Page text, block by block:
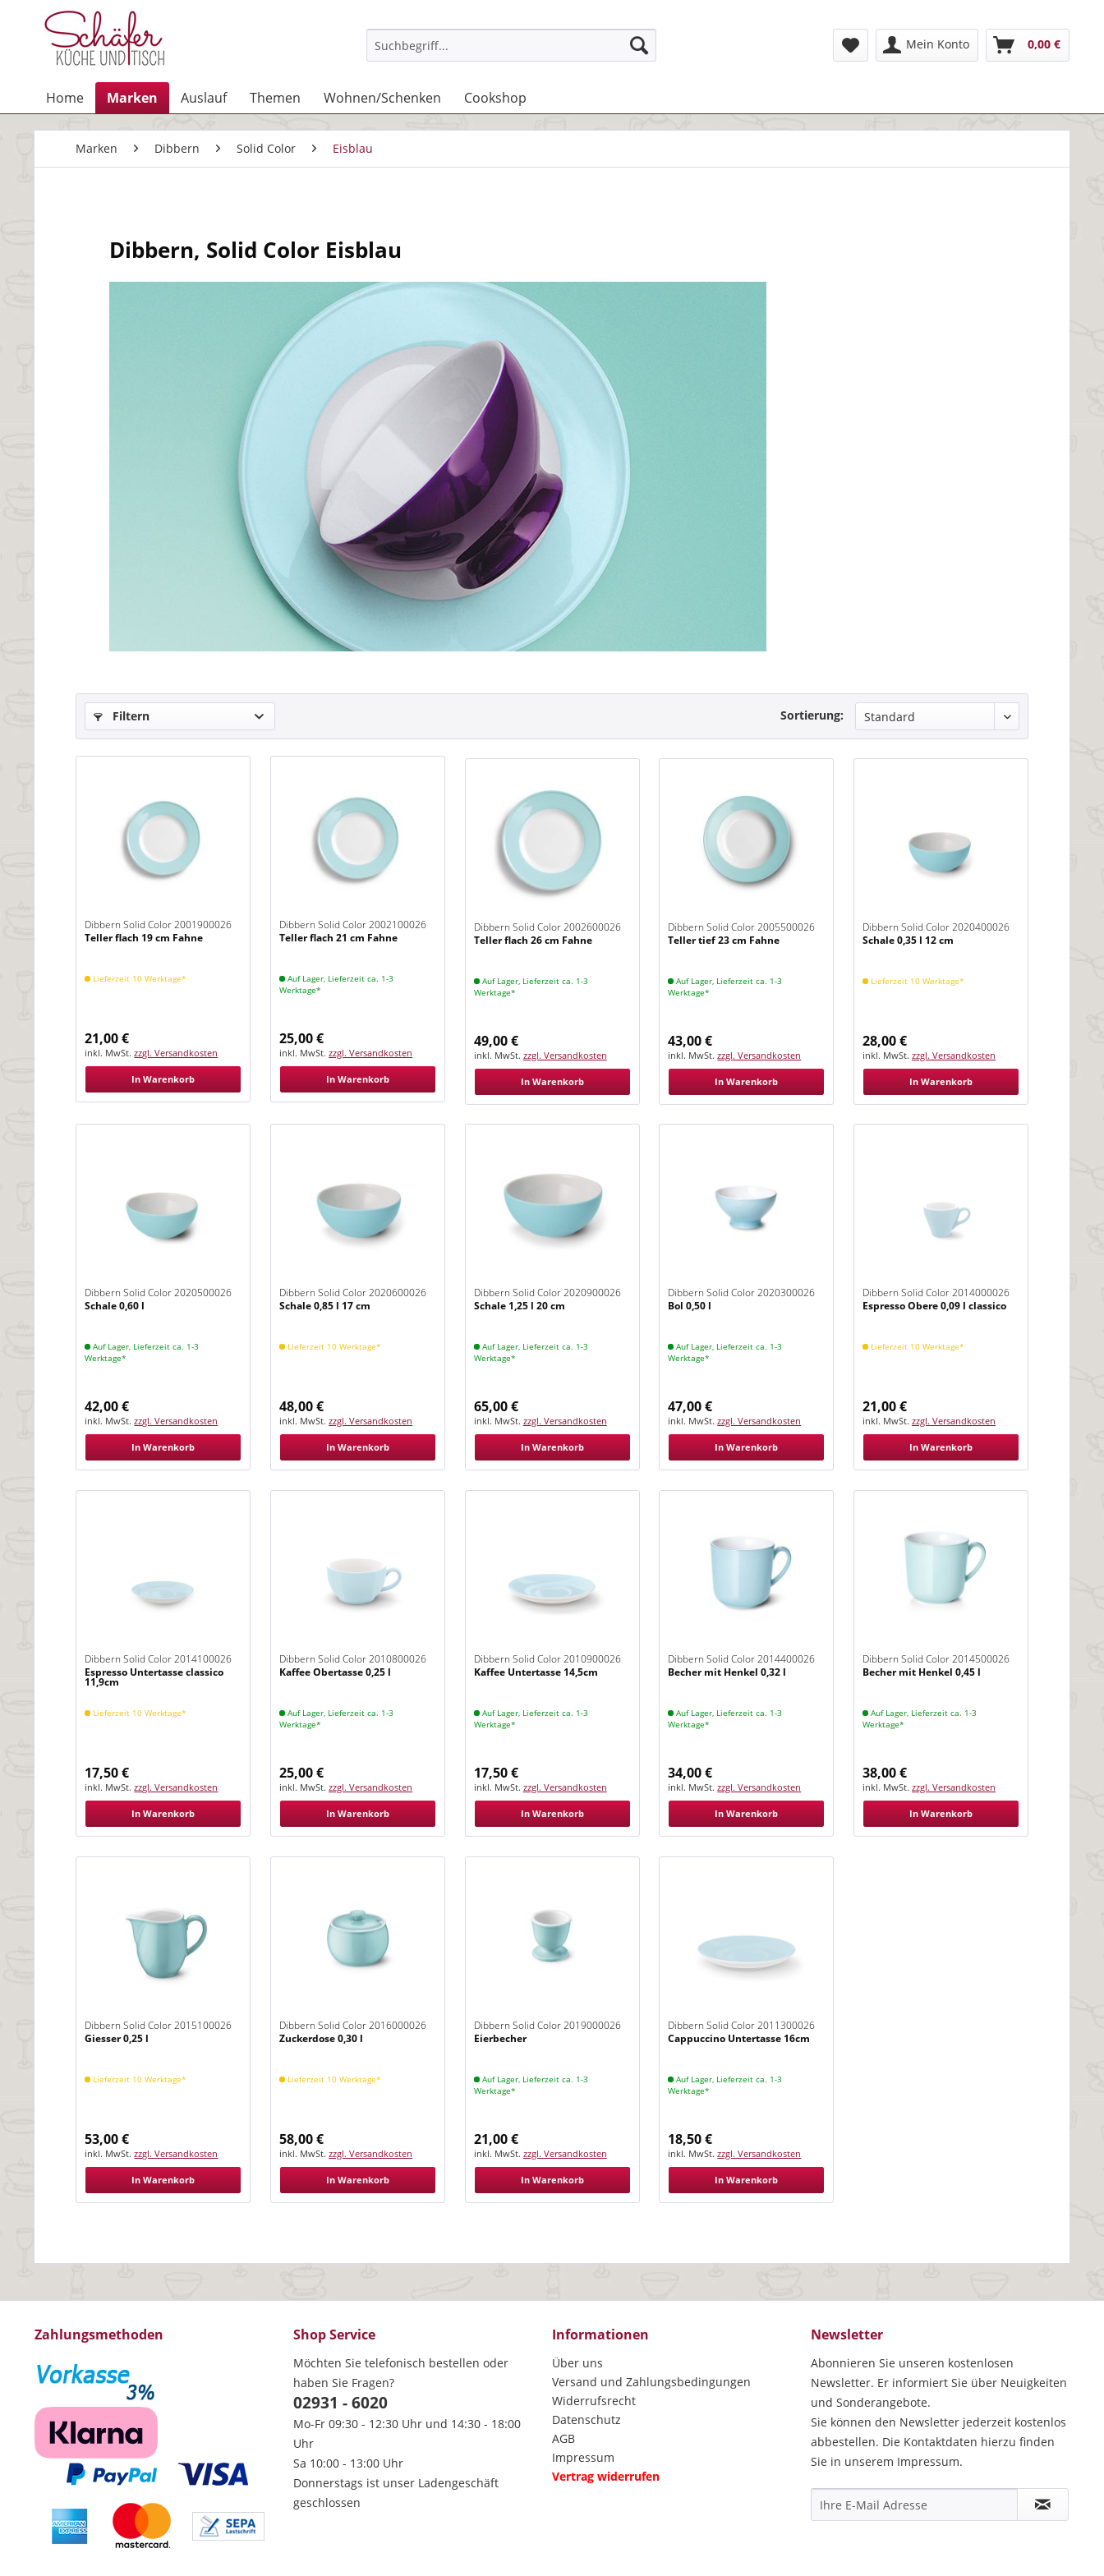
Mein Konto 0,00 €
Home Marken Auslauf Themen Wohnen/Schenken Cookshop
Marken Dibbern Solid Color Eisblau
Dibbern, Solid Color Eisblau
Filtern Sortierung:
Dibbern Solid Color 2001900026
Eisblau
Teller flach 19 cm Fahne
Lieferzeit 10 Werktage*
21,00 €
inkl. MwSt.zzgl. Versandkosten
In Warenkorb
Dibbern Solid Color 2002100026
Eisblau
Teller flach 21 cm Fahne
Auf Lager, Lieferzeit ca. 1-3
Werktage*
25,00 €
inkl. MwSt.zzgl. Versandkosten
In Warenkorb
Dibbern Solid Color 2002600026
Eisblau
Teller flach 26 cm Fahne
Auf Lager, Lieferzeit ca. 1-3
Werktage*
49,00 €
inkl. MwSt. zzgl. Versandkosten
In Warenkorb
Dibbern Solid Color 2005500026
Eisblau
Teller tief 23 cm Fahne
Auf Lager, Lieferzeit ca. 1-3
Werktage*
43,00 €
inkl. MwSt.zzgl. Versandkosten
In Warenkorb
Dibbern Solid Color 2020400026
Eisblau
Schale 0,35 l 12 cm
Lieferzeit 10 Werktage*
28,00 €
inkl. MwSt. zzgl. Versandkosten
In Warenkorb
Dibbern Solid Color 2020500026
Eisblau
Schale 0,60 l
Auf Lager, Lieferzeit ca. 1-3
Werktage*
42,00 €
inkl. MwSt.zzgl. Versandkosten
In Warenkorb
Dibbern Solid Color 2020600026
Eisblau
Schale 0,85 l 17 cm
Lieferzeit 10 Werktage*
48,00 €
inkl. MwSt.zzgl. Versandkosten
In Warenkorb
Dibbern Solid Color 2020900026
Eisblau
Schale 1,25 l 20 cm
Auf Lager, Lieferzeit ca. 1-3
Werktage*
65,00 €
inkl. MwSt. zzgl. Versandkosten
In Warenkorb
Dibbern Solid Color 2020300026
Eisblau
Bol 0,50 l
Auf Lager, Lieferzeit ca. 1-3
Werktage*
47,00 €
inkl. MwSt.zzgl. Versandkosten
In Warenkorb
Dibbern Solid Color 2014000026
Eisblau
Espresso Obere 0,09 l classico
Lieferzeit 10 Werktage*
21,00 €
inkl. MwSt. zzgl. Versandkosten
In Warenkorb
Dibbern Solid Color 2014100026
Eisblau
Espresso Untertasse classico
11,9cm
Lieferzeit 10 Werktage*
17,50 €
inkl. MwSt.zzgl. Versandkosten
In Warenkorb
Dibbern Solid Color 2010800026
Eisblau
Kaffee Obertasse 0,25 l
Auf Lager, Lieferzeit ca. 1-3
Werktage*
25,00 €
inkl. MwSt.zzgl. Versandkosten
In Warenkorb
Dibbern Solid Color 2010900026
Eisblau
Kaffee Untertasse 14,5cm
Auf Lager, Lieferzeit ca. 1-3
Werktage*
17,50 €
inkl. MwSt. zzgl. Versandkosten
In Warenkorb
Dibbern Solid Color 2014400026
Eisblau
Becher mit Henkel 0,32 l
Auf Lager, Lieferzeit ca. 1-3
Werktage*
34,00 €
inkl. MwSt.zzgl. Versandkosten
In Warenkorb
Dibbern Solid Color 2014500026
Eisblau
Becher mit Henkel 0,45 l
Auf Lager, Lieferzeit ca. 1-3
Werktage*
38,00 €
inkl. MwSt. zzgl. Versandkosten
In Warenkorb
Dibbern Solid Color 2015100026
Eisblau
Giesser 0,25 l
Lieferzeit 10 Werktage*
53,00 €
inkl. MwSt.zzgl. Versandkosten
In Warenkorb
Dibbern Solid Color 2016000026
Eisblau
Zuckerdose 0,30 l
Lieferzeit 10 Werktage*
58,00 €
inkl. MwSt.zzgl. Versandkosten
In Warenkorb
Dibbern Solid Color 2019000026
Eisblau
Eierbecher
Auf Lager, Lieferzeit ca. 1-3
Werktage*
21,00 €
inkl. MwSt. zzgl. Versandkosten
In Warenkorb
Dibbern Solid Color 2011300026
Eisblau
Cappuccino Untertasse 16cm
Auf Lager, Lieferzeit ca. 1-3
Werktage*
18,50 €
inkl. MwSt.zzgl. Versandkosten
In Warenkorb
Zahlungsmethoden Shop Service
Möchten Sie telefonisch bestellen oder
haben Sie Fragen?
02931 - 6020
Mo-Fr 09:30 - 12:30 Uhr und 14:30 - 18:00
Uhr
Sa 10:00 - 13:00 Uhr
Donnerstags ist unser Ladengeschäft
geschlossen
Informationen
Über uns
Versand und Zahlungsbedingungen
Widerrufsrecht
Datenschutz
AGB
Impressum
Vertrag widerrufen
Newsletter
Abonnieren Sie unseren kostenlosen
Newsletter. Er informiert Sie über Neuigkeiten
und Sonderangebote.
Sie können den Newsletter jederzeit kostenlos
abbestellen. Die Kontaktdaten hierzu finden
Sie in unserem Impressum.